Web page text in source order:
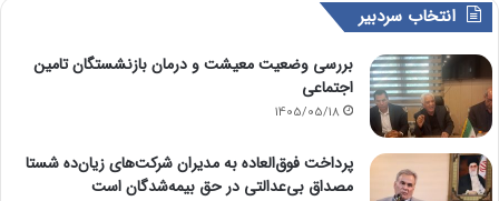
انتخاب سردبیر
بررسی وضعیت معیشت و درمان بازنشستگان تامین
اجتماعی
1405/05/18
پرداخت فوق‌العاده به مدیران شرکت‌های زیان‌ده شستا
مصداق بی‌عدالتی در حق بیمه‌شدگان است